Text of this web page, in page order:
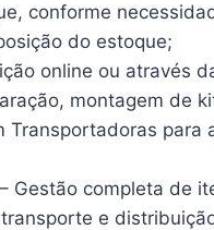
conforme
do estoque;
online ou através
montagem de
Transportadoras para
Gestão completa de
e